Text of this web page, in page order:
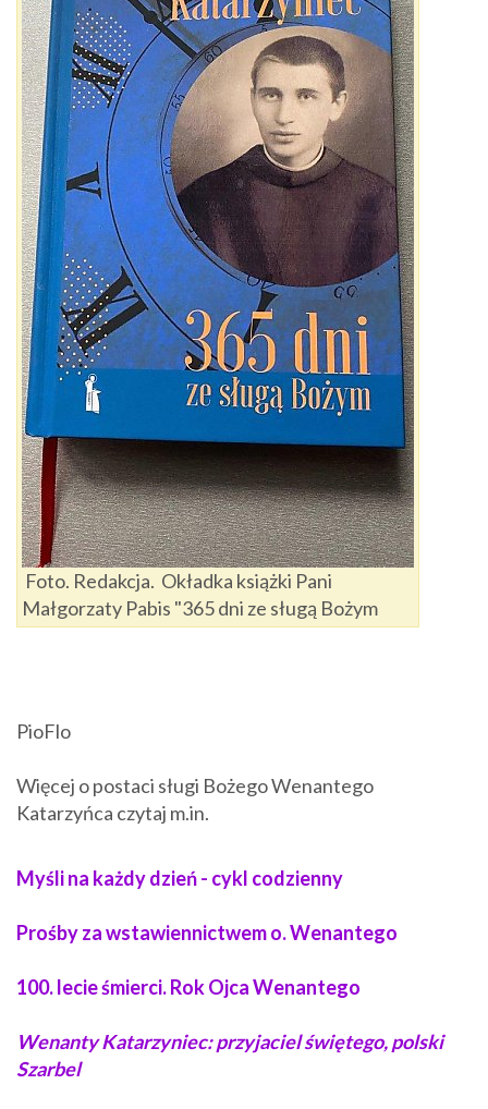
Foto. Redakcja. Okładka książki Pani
Małgorzaty Pabis "365 dni ze sługą Bożym
PioFlo
Więcej o postaci sługi Bożego Wenantego
Katarzyńca czytaj m.in.
Myśli na każdy dzień - cykl codzienny
Prośby za wstawiennictwem o. Wenantego
100. lecie śmierci. Rok Ojca Wenantego
Wenanty Katarzyniec: przyjaciel świętego, polski
Szarbel